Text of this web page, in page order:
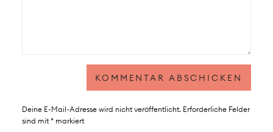
Deine E-Mail-Adresse wird nicht veröffentlicht. Erforderliche Felder
sind mit *markiert